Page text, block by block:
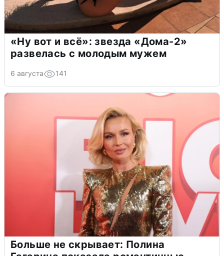
«Ну вот и всё»: звезда «Дома-2»
развелась с молодым мужем
6 августа 141
Больше не скрывает: Полина